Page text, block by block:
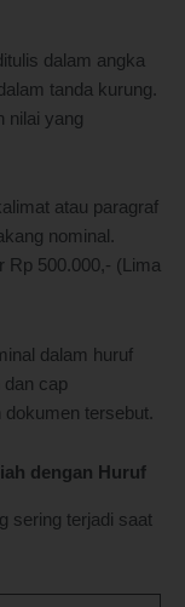
dalam angka
tanda kurung.
nilai yang
atau paragraf
nominal.
Rp 500.000,- (Lima
dalam huruf
dan cap
tersebut.
dengan Huruf
sering terjadi saat